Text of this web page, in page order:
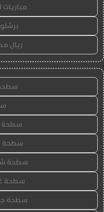
ريال
سطحة
سطحة
سطحة
سطحة
سطحة